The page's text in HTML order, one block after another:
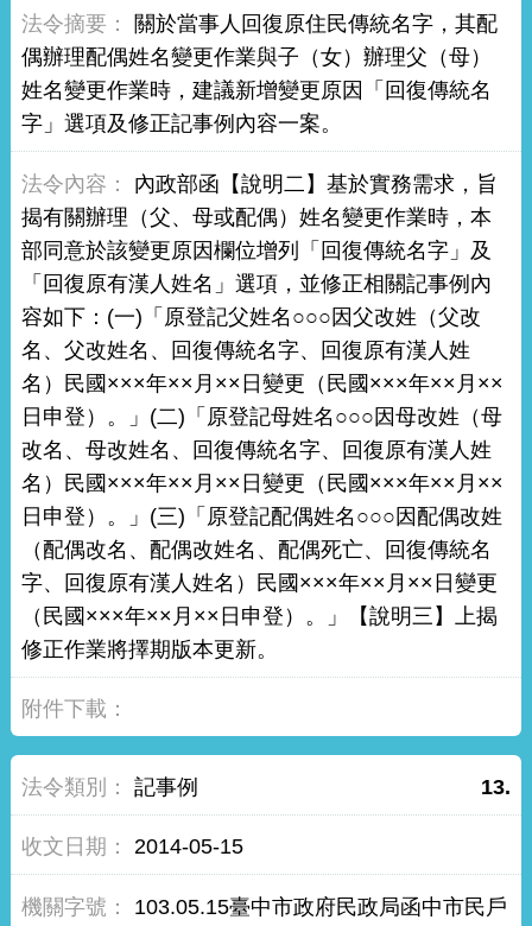
關於當事人回復原住民傳統名字，其配
偶辦理配偶姓名變更作業與子（女）辦理父（母）
姓名變更作業時，建議新增變更原因「回復傳統名
字」選項及修正記事例內容一案。
內政部函【說明二】基於實務需求，旨
揭有關辦理（父、母或配偶）姓名變更作業時，本
部同意於該變更原因欄位增列「回復傳統名字」及
「回復原有漢人姓名」選項，並修正相關記事例內
容如下：(一)「原登記父姓名○○○因父改姓（父改
名、父改姓名、回復傳統名字、回復原有漢人姓
名）民國×××年××月××日變更（民國×××年××月××
日申登）。」(二)「原登記母姓名○○○因母改姓（母
改名、母改姓名、回復傳統名字、回復原有漢人姓
名）民國×××年××月××日變更（民國×××年××月××
日申登）。」(三)「原登記配偶姓名○○○因配偶改姓
（配偶改名、配偶改姓名、配偶死亡、回復傳統名
字、回復原有漢人姓名）民國×××年××月××日變更
（民國×××年××月××日申登）。」【說明三】上揭
修正作業將擇期版本更新。
13.
記事例
2014-05-15
103.05.15臺中市政府民政局函中市民戶